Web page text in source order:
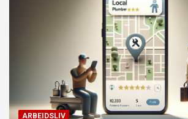
ARBEIDSLIV